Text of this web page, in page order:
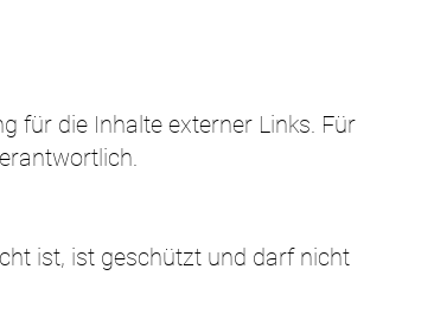
für die Inhalte externer Links. Für
ist, ist geschützt und darf nicht